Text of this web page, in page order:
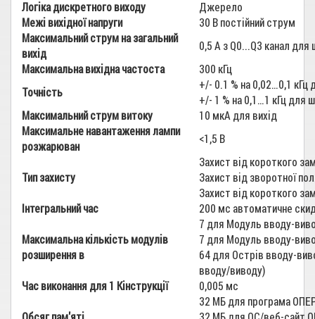
Логіка дискретного виходу
Джерело
Межі вихідної напруги
30 В постійний струм
Максимальний струм на загальний
вихід
0,5 А з Q0...Q3 канал для
Максимальна вихідна частоста
300 кГц
Точність
+/- 0.1 % на 0,02…0,1 кГц
+/- 1 % на 0,1…1 кГц для
Максимальний струм витоку
10 мкА для вихід
Максимальне навантаження лампи
розжарюван
<1,5 В
Тип захисту
Захист від короткого
Захист від зворотної
Захист від короткого
Інтегральний час
200 мс автоматичне
Максимальна кількість модулів
розширення в
7 для Модуль вводу-
7 для Модуль вводу-
64 для Острів вводу-
вводу/виводу)
Час виконання для 1 Кінструкції
0,005 мс
32 МБ для програма